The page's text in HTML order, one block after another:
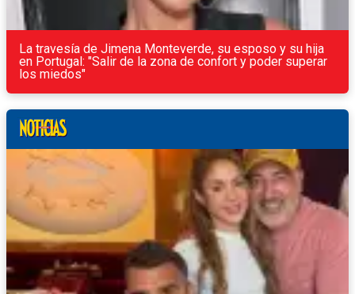
La travesía de Jimena Monteverde, su esposo y su hija
en Portugal: "Salir de la zona de confort y poder superar
los miedos"